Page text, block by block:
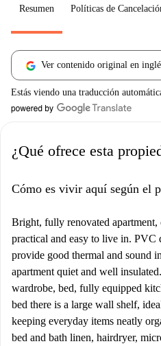
Resumen Políticas de
Ver contenido original en
Estás viendo una traducción
¿Qué ofrece esta
Cómo es vivir aquí según el
Bright, fully renovated apartment,
practical and easy to live in. PVC
provide good thermal and sound
apartment quiet and well
wardrobe, bed, fully equipped
bed there is a large wall shelf,
keeping everyday items neatly
bed and bath linen, hairdryer,